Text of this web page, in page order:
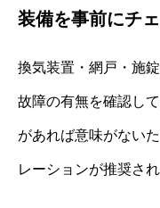
装備を事前にチ
換気装置・網戸・施
故障の有無を確認し
があれば意味がない
レーションが推奨され